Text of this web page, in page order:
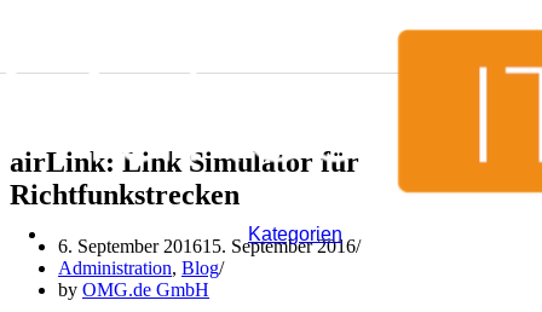
Kategorien
airLink: Link Simulator für
Richtfunkstrecken
6. September 201615. September 2016
Administration, Blog
by OMG.de GmbH